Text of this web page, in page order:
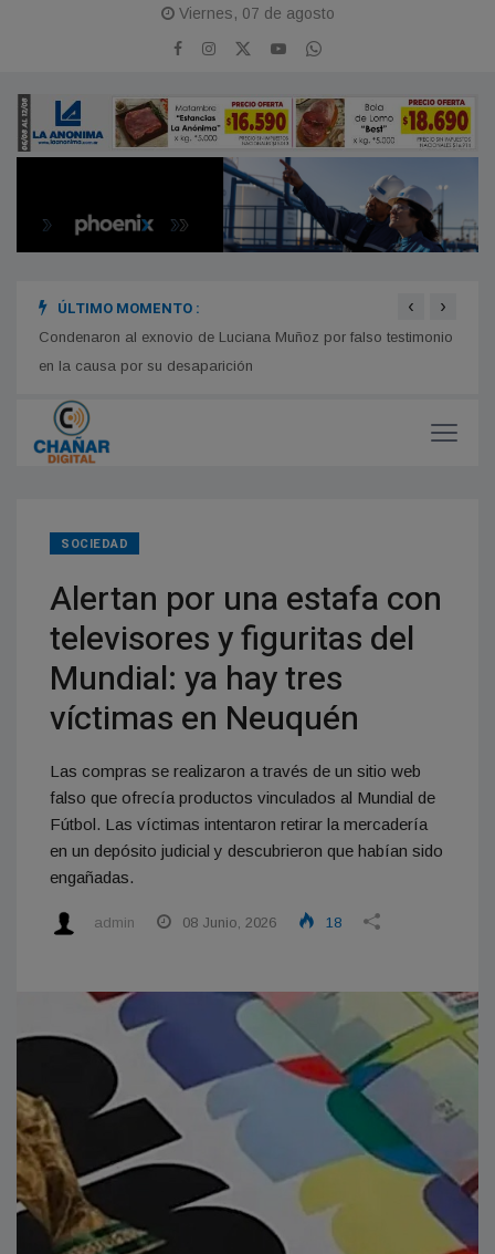
Viernes, 07 de agosto
ÚLTIMO MOMENTO :
Condenaron al exnovio de Luciana Muñoz por falso testimonio
en la causa por su desaparición
‹ ›
SOCIEDAD
Alertan por una estafa con
televisores y figuritas del
Mundial: ya hay tres
víctimas en Neuquén
Las compras se realizaron a través de un sitio web
falso que ofrecía productos vinculados al Mundial de
Fútbol. Las víctimas intentaron retirar la mercadería
en un depósito judicial y descubrieron que habían sido
engañadas.
admin 08 Junio, 2026 18